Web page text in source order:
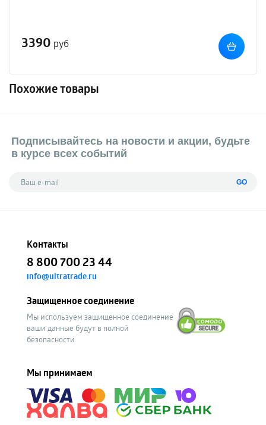
3390 руб
Похожие товары
Подписывайтесь на новости и акции, будьте
в курсе всех событий
GO
Контакты
8 800 700 23 44
info@ultratrade.ru
Защищенное соединение
Мы используем защищенное соединение
ваши данные будут в полной
безопасности
Мы принимаем